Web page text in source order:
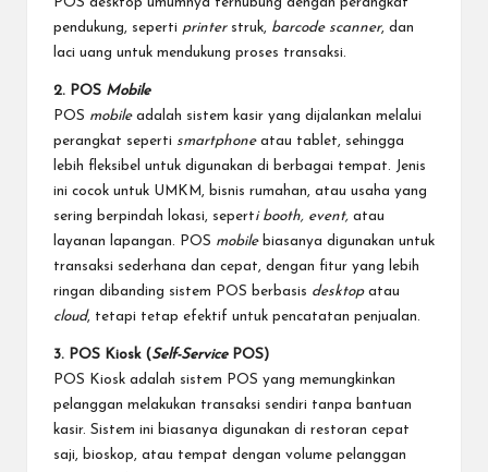
pendukung, seperti printer struk, barcode scanner, dan
laci uang untuk mendukung proses transaksi.
2. POS Mobile
POS mobile adalah sistem kasir yang dijalankan melalui
perangkat seperti smartphone atau tablet, sehingga
lebih fleksibel untuk digunakan di berbagai tempat. Jenis
ini cocok untuk UMKM, bisnis rumahan, atau usaha yang
sering berpindah lokasi, seperti booth, event, atau
layanan lapangan. POS mobile biasanya digunakan untuk
transaksi sederhana dan cepat, dengan fitur yang lebih
ringan dibanding sistem POS berbasis desktop atau
cloud, tetapi tetap efektif untuk pencatatan penjualan.
3. POS Kiosk (Self-ServicePOS)
POS Kiosk adalah sistem POS yang memungkinkan
pelanggan melakukan transaksi sendiri tanpa bantuan
kasir. Sistem ini biasanya digunakan di restoran cepat
saji, bioskop, atau tempat dengan volume pelanggan